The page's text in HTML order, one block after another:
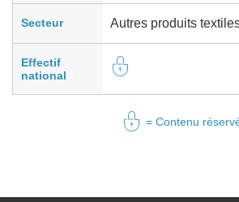
Secteur Autres produits
Effectif
national
= Contenu